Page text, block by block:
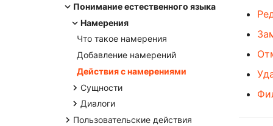
Установка и лицензирование
Установка
Лицензирование
Глобальные настройки
Сборочная линия NLU по
умолчанию
Политики по умолчанию
Учетные данные по умолчанию
Конечные точки
Домен по умолчанию
Проекты
Управление проектами
Настройки проекта
Импорт и экспорт проектов
Пользователи
Управление пользователями
Настройка ролей
Глоссарий
Понимание естественного языка
Намерения
Что такое намерения
Добавление намерений
Действия с намерениями
Сущности
Что такое сущности
Добавление сущности
Диалоги
Истории
Пользовательские действия